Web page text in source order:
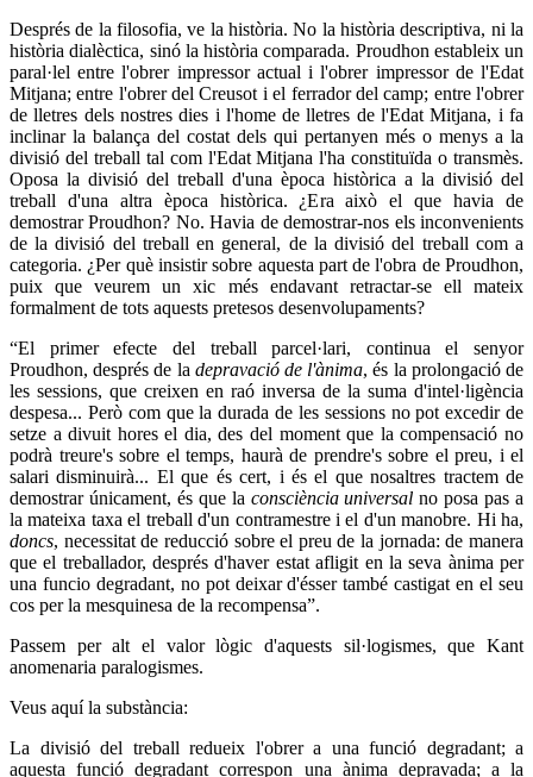
Després de la filosofia, ve la història. No la història descriptiva, ni la
història dialèctica, sinó la història comparada. Proudhon estableix un
paral·lel entre l'obrer impressor actual i l'obrer impressor de l'Edat
Mitjana; entre l'obrer del Creusot i el ferrador del camp; entre l'obrer
de lletres dels nostres dies i l'home de lletres de l'Edat Mitjana, i fa
inclinar la balança del costat dels qui pertanyen més o menys a la
divisió del treball tal com l'Edat Mitjana l'ha constituïda o transmès.
Oposa la divisió del treball d'una època històrica a la divisió del
treball d'una altra època històrica. ¿Era això el que havia de
demostrar Proudhon? No. Havia de demostrar-nos els inconvenients
de la divisió del treball en general, de la divisió del treball com a
categoria. ¿Per què insistir sobre aquesta part de l'obra de Proudhon,
puix que veurem un xic més endavant retractar-se ell mateix
formalment de tots aquests pretesos desenvolupaments?
“El primer efecte del treball parcel·lari, continua el senyor
Proudhon, després de la depravació de l'ànima, és la prolongació de
les sessions, que creixen en raó inversa de la suma d'intel·ligència
despesa... Però com que la durada de les sessions no pot excedir de
setze a divuit hores el dia, des del moment que la compensació no
podrà treure's sobre el temps, haurà de prendre's sobre el preu, i el
salari disminuirà... El que és cert, i és el que nosaltres tractem de
demostrar únicament, és que la consciència universal no posa pas a
la mateixa taxa el treball d'un contramestre i el d'un manobre. Hi ha,
doncs, necessitat de reducció sobre el preu de la jornada: de manera
que el treballador, després d'haver estat afligit en la seva ànima per
una funcio degradant, no pot deixar d'ésser també castigat en el seu
cos per la mesquinesa de la recompensa”.
Passem per alt el valor lògic d'aquests sil·logismes, que Kant
anomenaria paralogismes.
Veus aquí la substància:
La divisió del treball redueix l'obrer a una funció degradant; a
aquesta funció degradant correspon una ànima depravada; a la